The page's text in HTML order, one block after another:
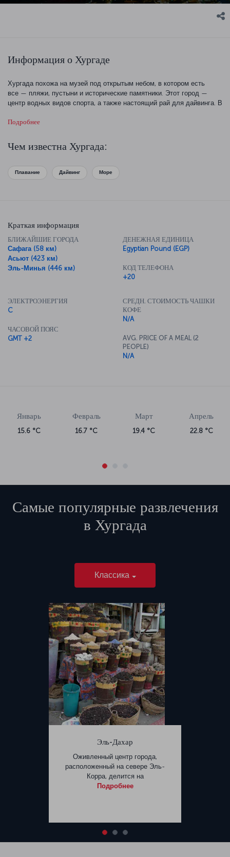
Информация о Хургаде
Хургада похожа на музей под открытым небом, в котором есть
все — пляжи, пустыни и исторические памятники. Этот город —
центр водных видов спорта, а также настоящий рай для дайвинга. В
заповедники.
Подробнее
Чем известна Хургада:
Плавание Дайвинг Море
Краткая информация
БЛИЖАЙШИЕ ГОРОДА
Сафага (58 км)
Асьют (423 км)
Эль-Минья (446 км)
ДЕНЕЖНАЯ ЕДИНИЦА
Egyptian Pound (EGP)
КОД ТЕЛЕФОНА
+20
ЭЛЕКТРОЭНЕРГИЯ
C
ЧАСОВОЙ ПОЯС
GMT +2
СРЕДН. СТОИМОСТЬ ЧАШКИ
КОФЕ
N/A
AVG. PRICE OF A MEAL (2
PEOPLE)
N/A
Январь
15.6 °C
Февраль
16.7 °C
Март
19.4 °C
Апрель
22.8 °C
Самые популярные развлечения
в Хургада
Классика
Эль-Дахар
Оживленный центр города,
расположенный на севере Эль-
Корра, делится на
Подробнее